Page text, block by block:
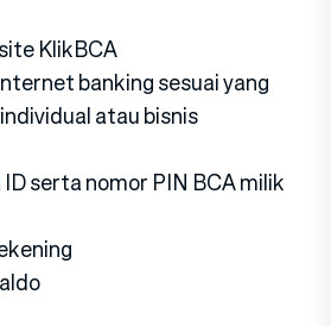
KlikBCA
banking sesuai yang
atau bisnis
serta nomor PIN BCA milik